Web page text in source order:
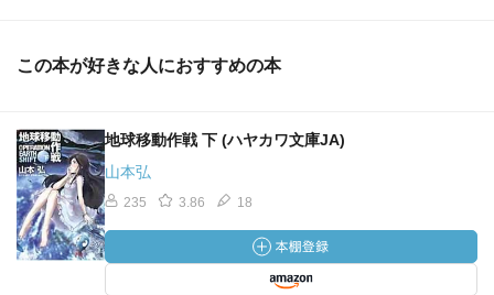
この本が好きな人におすすめの本
地球移動作戦 下 (ハヤカワ文庫JA)
山本弘
235 3.86 18